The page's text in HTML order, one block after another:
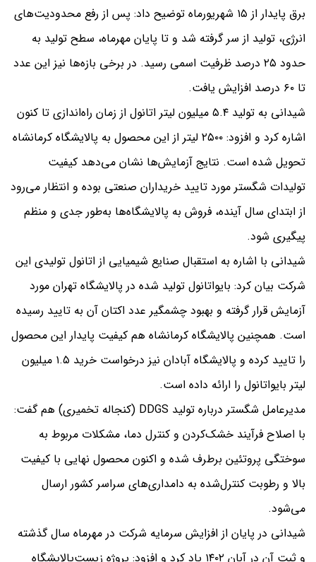
برق پایدار از ۱۵ شهریورماه توضیح داد: پس از رفع محدودیت‌های
انرژی، تولید از سر گرفته شد و تا پایان مهرماه، سطح تولید به
حدود ۲۵ درصد ظرفیت اسمی رسید. در برخی بازه‌ها نیز این عدد
تا ۶۰ درصد افزایش یافت.
شیدانی به تولید ۵.۴ میلیون لیتر اتانول از زمان راه‌اندازی تا کنون
اشاره کرد و افزود: ۲۵۰۰ لیتر از این محصول به پالایشگاه کرمانشاه
تحویل شده است. نتایج آزمایش‌ها نشان می‌دهد کیفیت
تولیدات شگستر مورد تایید خریداران صنعتی بوده و انتظار می‌رود
از ابتدای سال آینده، فروش به پالایشگاه‌ها به‌طور جدی و منظم
پیگیری شود.
شیدانی با اشاره به استقبال صنایع شیمیایی از اتانول تولیدی این
شرکت بیان کرد: بایواتانول تولید شده در پالایشگاه تهران مورد
آزمایش قرار گرفته و بهبود چشمگیر عدد اکتان آن به تایید رسیده
است. همچنین پالایشگاه کرمانشاه هم کیفیت پایدار این محصول
را تایید کرده و پالایشگاه آبادان نیز درخواست خرید ۱.۵ میلیون
لیتر بایواتانول را ارائه داده است.
مدیرعامل شگستر درباره تولید DDGS (کنجاله تخمیری) هم گفت:
با اصلاح فرآیند خشک‌کردن و کنترل دما، مشکلات مربوط به
سوختگی پروتئین برطرف شده و اکنون محصول نهایی با کیفیت
بالا و رطوبت کنترل‌شده به دامداری‌های سراسر کشور ارسال
می‌شود.
شیدانی در پایان از افزایش سرمایه شرکت در مهرماه سال گذشته
و ثبت آن در آبان ۱۴۰۲ یاد کرد و افزود: پروژه زیست‌پالایشگاه